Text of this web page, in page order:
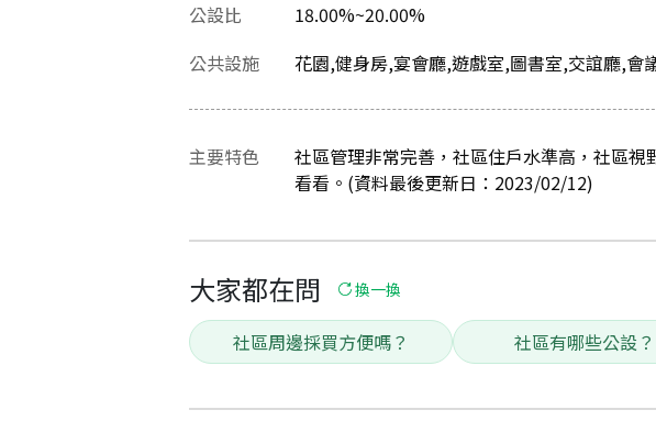
公設比
18.00%~20.00%
公共設施 花園,健身房,宴會廳,遊戲室,圖書室,交誼廳,會
主要特色
社區管理非常完善，社區住戶水準高，社區
看看。(資料最後更新日：2023/02/12)
大家都在問 換一換
社區周邊採買方便嗎？ 社區有哪些公設？